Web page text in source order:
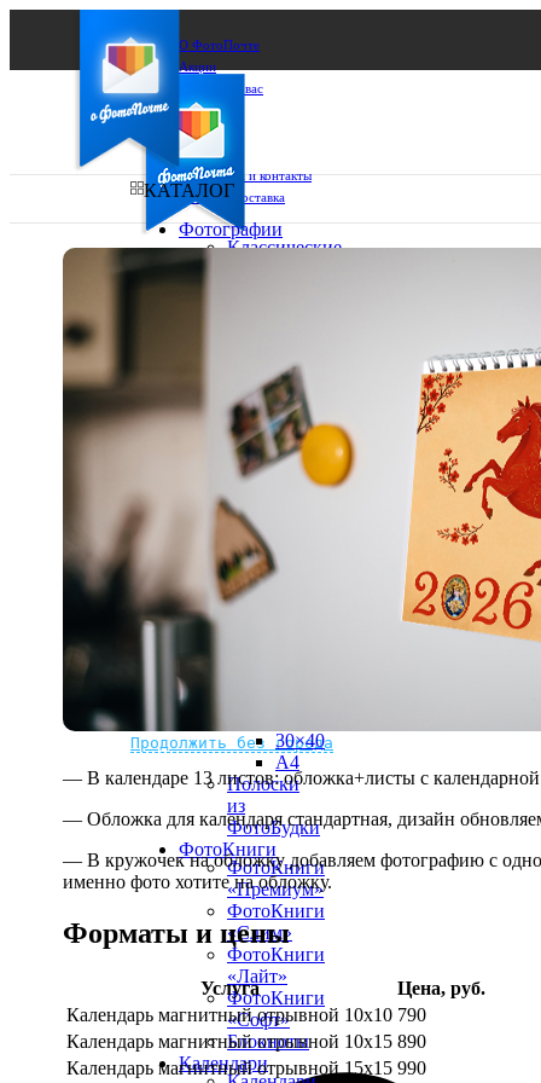
О ФотоПочте
Акции
Сделаем за вас
Бизнесу
FAQ
Франшиза
Поддержка и контакты
Оплата и доставка
Ваш город:
Выберите из списка:
Не нашли Ваш город?
Продолжить без города
КАТАЛОГ
Фотографии
Классические
15х20
20х20
20х30
30х30
30х40
Фото
в
рамке
10х10
30×40
A4
Полоски
из
ФотоБудки
ФотоКниги
ФотоКниги
«Премиум»
ФотоКниги
«Слим»
ФотоКниги
«Лайт»
ФотоКниги
«Софт»
Блокноты
Календари
— В календаре 13 листов: обложка+листы с календарной
— Обложка для календаря стандартная, дизайн
— В кружочек на обложку добавляем фотографию с
именно фото хотите на обложку.
Форматы и цены
Услуга
Цена, руб.
Календарь магнитный отрывной 10x10 790
Календарь магнитный отрывной 10x15 890
Календарь магнитный отрывной 15x15 990